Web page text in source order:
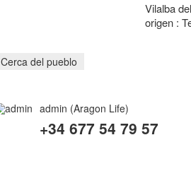
Vilalba
origen :
Cerca del pueblo
admin (Aragon Life)
+34 677 54 79 57